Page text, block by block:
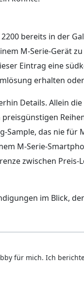
bereits in der
M‑Serie-Gerät
Eintrag eine
erhalten
Details. Allein
Sample, das nie für
M‑Serie-
zwischen
im Blick,
für mich. Ich